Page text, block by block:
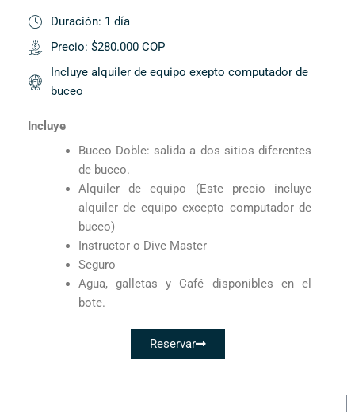
Duración: 1 día
Precio: $280.000 COP
Incluye alquiler de equipo exepto computador de
buceo
Incluye
Buceo Doble: salida a dos sitios diferentes
de buceo.
Alquiler de equipo (Este precio incluye
alquiler de equipo excepto computador de
buceo)
Instructor o Dive Master
Seguro
Agua, galletas y Café disponibles en el
bote.
Reservar